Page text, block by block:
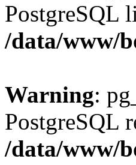
PostgreSQL
/data/www/
Warning:
PostgreSQL
/data/www/